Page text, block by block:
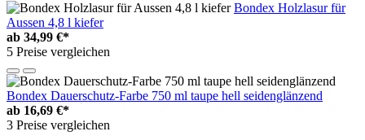
Bondex Holzlasur für
Aussen 4,8 l kiefer
ab 34,99 €*
5 Preise vergleichen
Bondex Dauerschutz-Farbe 750 ml taupe hell seidenglänzend
ab 16,69 €*
3 Preise vergleichen